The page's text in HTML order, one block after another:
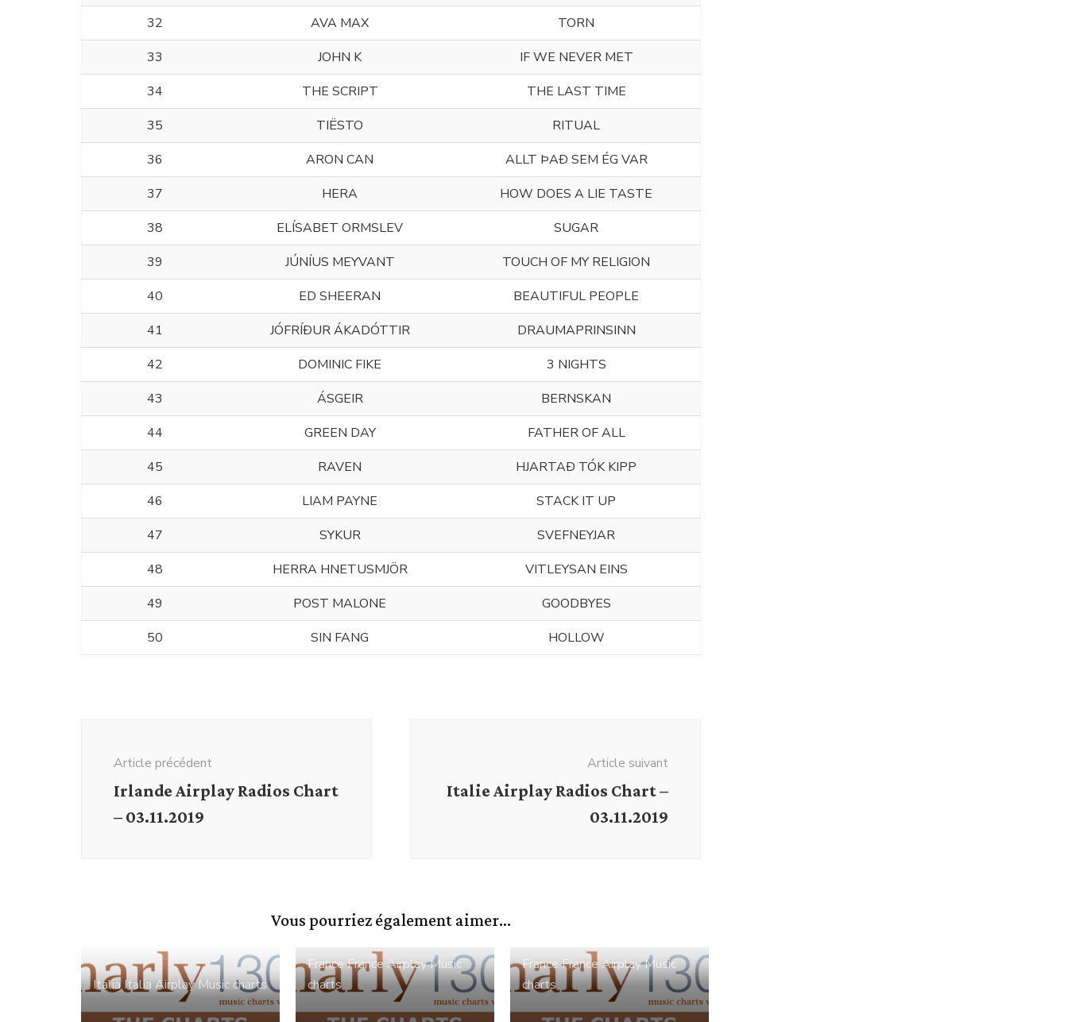
32
AVA MAX
TORN
33
JOHN K
IF WE NEVER MET
34
THE SCRIPT
THE LAST TIME
35
TIËSTO
RITUAL
36
ARON CAN
ALLT ÞAÐ SEM ÉG VAR
37
HERA
HOW DOES A LIE TASTE
38
ELÍSABET ORMSLEV
SUGAR
39
JÚNÍUS MEYVANT
TOUCH OF MY RELIGION
40
ED SHEERAN
BEAUTIFUL PEOPLE
41
JÓFRÍÐUR ÁKADÓTTIR
DRAUMAPRINSINN
42
DOMINIC FIKE
3 NIGHTS
43
ÁSGEIR
BERNSKAN
44
GREEN DAY
FATHER OF ALL
45
RAVEN
HJARTAÐ TÓK KIPP
46
LIAM PAYNE
STACK IT UP
47
SYKUR
SVEFNEYJAR
48
HERRA HNETUSMJÖR
VITLEYSAN EINS
49
POST MALONE
GOODBYES
50
SIN FANG HOLLOW
Article précédent
Irlande Airplay Radios Chart
– 03.11.2019
Article suivant
Italie Airplay Radios Chart –
03.11.2019
Vous pourriez également aimer...
ItaliaItalia AirplayMusic charts
FranceFrance AirplayMusic
charts
FranceFrance AirplayMusic
charts